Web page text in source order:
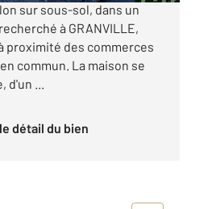
sur sous-sol, dans un
à GRANVILLE,
proximité des commerces
commun. La maison se
d'un ...
le détail du bien